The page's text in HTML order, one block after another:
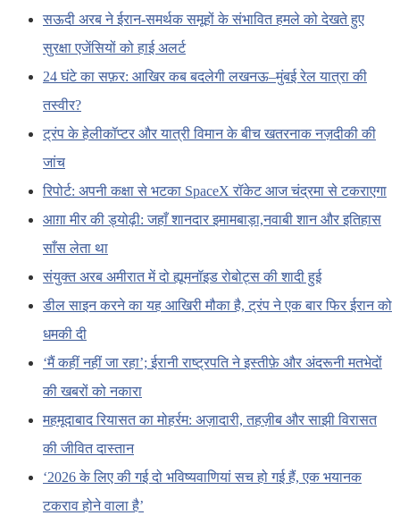
सऊदी अरब ने ईरान-समर्थक समूहों के संभावित हमले को देखते हुए
सुरक्षा एजेंसियों को हाई अलर्ट
24 घंटे का सफ़र: आखिर कब बदलेगी लखनऊ–मुंबई रेल यात्रा की
तस्वीर?
ट्रंप के हेलीकॉप्टर और यात्री विमान के बीच खतरनाक नज़दीकी की
जांच
रिपोर्ट: अपनी कक्षा से भटका SpaceX रॉकेट आज चंद्रमा से टकराएगा
आग़ा मीर की ड्योढ़ी: जहाँ शानदार इमामबाड़ा,नवाबी शान और इतिहास
साँस लेता था
संयुक्त अरब अमीरात में दो ह्यूमनॉइड रोबोट्स की शादी हुई
डील साइन करने का यह आखिरी मौका है, ट्रंप ने एक बार फिर ईरान को
धमकी दी
‘मैं कहीं नहीं जा रहा’; ईरानी राष्ट्रपति ने इस्तीफ़े और अंदरूनी मतभेदों
की खबरों को नकारा
महमूदाबाद रियासत का मोहर्रम: अज़ादारी, तहज़ीब और साझी विरासत
की जीवित दास्तान
‘2026 के लिए की गई दो भविष्यवाणियां सच हो गई हैं, एक भयानक
टकराव होने वाला है’